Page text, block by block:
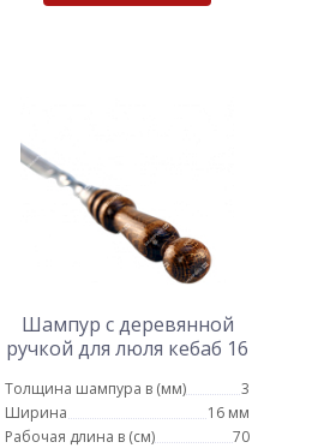
Шампур с деревянной
ручкой для люля кебаб 16
Толщина шампура в (мм)
3
Ширина
16 мм
Рабочая длина в (см)
70